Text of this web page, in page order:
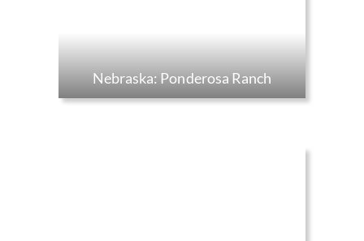
Nebraska: Ponderosa Ranch